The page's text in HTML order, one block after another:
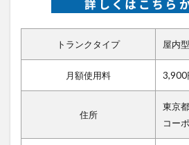
トランクタイプ 屋内
月額使用料 3,900
住所
東京
コー